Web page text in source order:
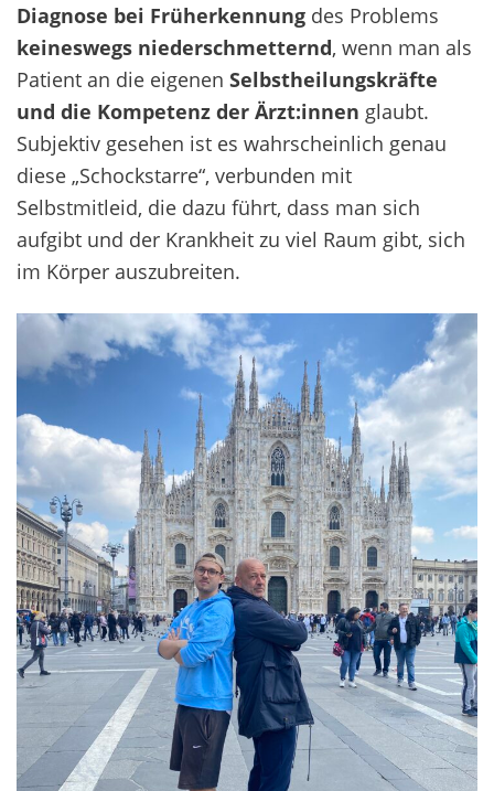
Diagnose bei Früherkennung des Problems
keineswegs niederschmetternd, wenn man als
Patient an die eigenen Selbstheilungskräfte
und die Kompetenz der Ärzt:innen glaubt.
Subjektiv gesehen ist es wahrscheinlich genau
diese „Schockstarre“, verbunden mit
Selbstmitleid, die dazu führt, dass man sich
aufgibt und der Krankheit zu viel Raum gibt, sich
im Körper auszubreiten.